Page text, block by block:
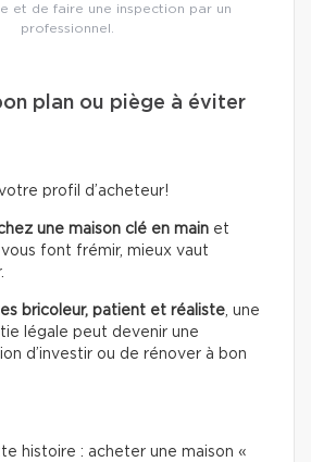
et de faire une inspection par un
professionnel.
plan ou piège à éviter
profil d’acheteur!
une maison clé en main et
font frémir, mieux vaut
bricoleur, patient et réaliste, une
légale peut devenir une
d’investir ou de rénover à bon
histoire : acheter une maison «